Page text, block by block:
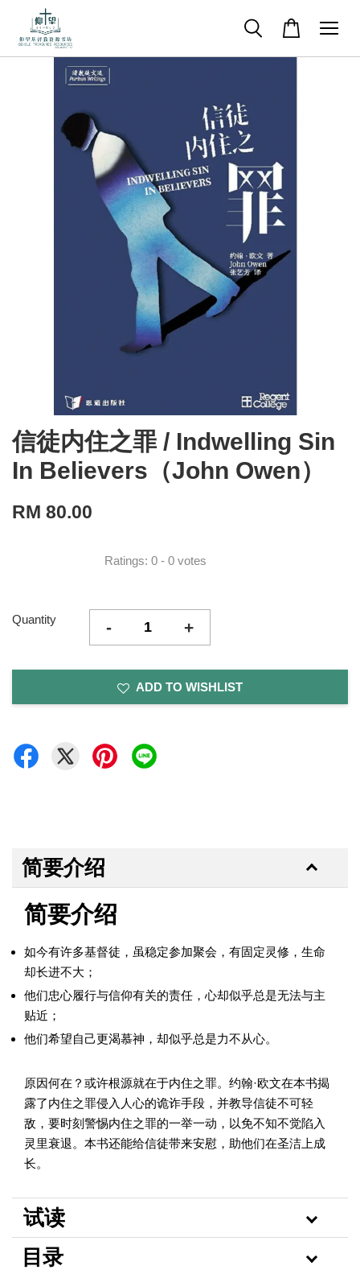
信徒内住之罪 / Indwelling Sin
In Believers（John Owen）
RM 80.00
Ratings: 0 - 0 votes
Quantity - +
ADD TO WISHLIST
简要介绍
简要介绍
如今有许多基督徒，虽稳定参加聚会，有固定灵修，生命
却长进不大；
他们忠心履行与信仰有关的责任，心却似乎总是无法与主
贴近；
他们希望自己更渴慕神，却似乎总是力不从心。
原因何在？或许根源就在于内住之罪。约翰·欧文在本书揭
露了内住之罪侵入人心的诡诈手段，并教导信徒不可轻
敌，要时刻警惕内住之罪的一举一动，以免不知不觉陷入
灵里衰退。本书还能给信徒带来安慰，助他们在圣洁上成
长。
试读
目录